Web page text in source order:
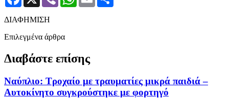
ΔΙΑΦΗΜΙΣΗ
Επιλεγμένα άρθρα
Διαβάστε επίσης
Ναύπλιο: Τροχαίο με τραυματίες μικρά παιδιά –
Αυτοκίνητο συγκρούστηκε με φορτηγό